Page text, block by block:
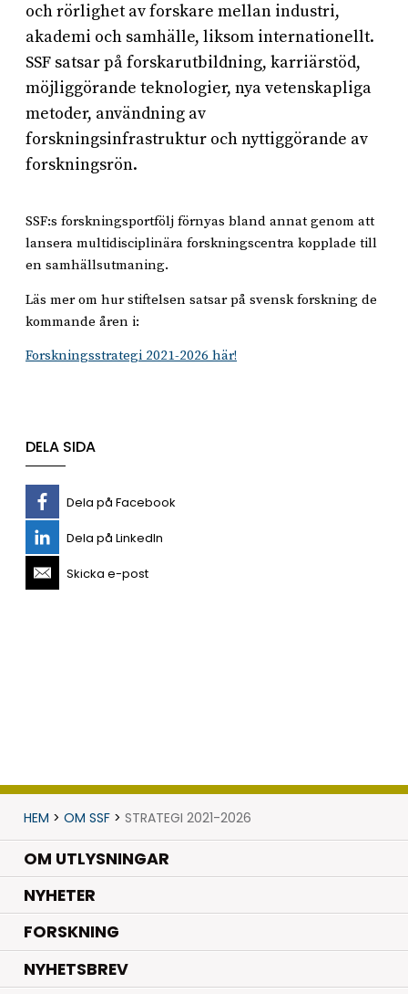
och rörlighet av forskare mellan industri,
akademi och samhälle, liksom internationellt.
SSF satsar på forskarutbildning, karriärstöd,
möjliggörande teknologier, nya vetenskapliga
metoder, användning av
forskningsinfrastruktur och nyttiggörande av
forskningsrön.
SSF:s forskningsportfölj förnyas bland annat genom att
lansera multidisciplinära forskningscentra kopplade till
en samhällsutmaning.
Läs mer om hur stiftelsen satsar på svensk forskning de
kommande åren i:
Forskningsstrategi 2021-2026 här!
DELA SIDA
Dela på Facebook
Dela på LinkedIn
Skicka e-post
HEM > OM SSF> STRATEGI 2021-2026
OM UTLYSNINGAR
NYHETER.
FORSKNING.
NYHETSBREV